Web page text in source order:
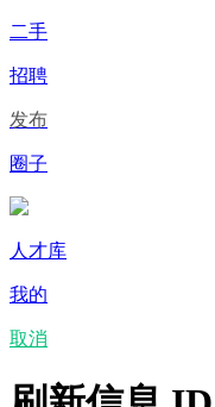
二手
招聘
发布
圈子
人才库
我的
取消